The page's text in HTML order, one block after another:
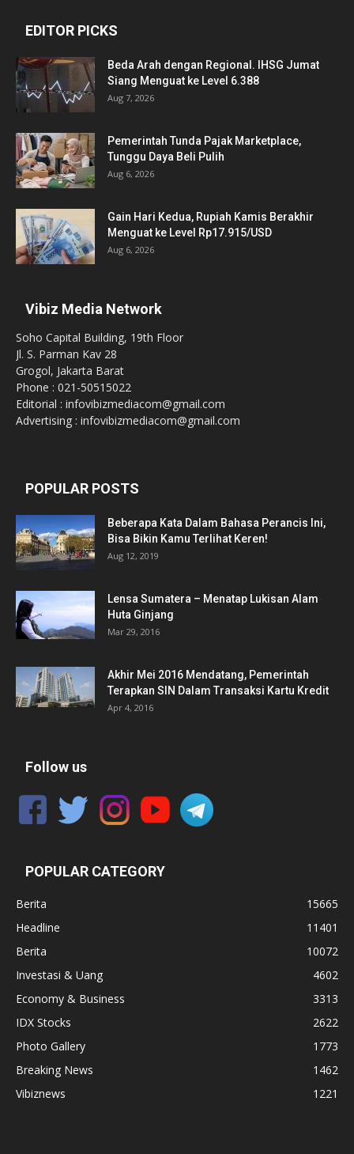
EDITOR PICKS
Beda Arah dengan Regional. IHSG Jumat
Siang Menguat ke Level 6.388
Aug 7, 2026
Pemerintah Tunda Pajak Marketplace,
Tunggu Daya Beli Pulih
Aug 6, 2026
Gain Hari Kedua, Rupiah Kamis Berakhir
Menguat ke Level Rp17.915/USD
Aug 6, 2026
Vibiz Media Network
Soho Capital Building, 19th Floor
Jl. S. Parman Kav 28
Grogol, Jakarta Barat
Phone : 021-50515022
Editorial : infovibizmediacom@gmail.com
Advertising : infovibizmediacom@gmail.com
POPULAR POSTS
Beberapa Kata Dalam Bahasa Perancis Ini,
Bisa Bikin Kamu Terlihat Keren!
Aug 12, 2019
Lensa Sumatera – Menatap Lukisan Alam
Huta Ginjang
Mar 29, 2016
Akhir Mei 2016 Mendatang, Pemerintah
Terapkan SIN Dalam Transaksi Kartu Kredit
Apr 4, 2016
Follow us
POPULAR CATEGORY
Berita
15665
Headline
11401
Berita
10072
Investasi & Uang
4602
Economy & Business
3313
IDX Stocks
2622
Photo Gallery
1773
Breaking News
1462
Vibiznews
1221